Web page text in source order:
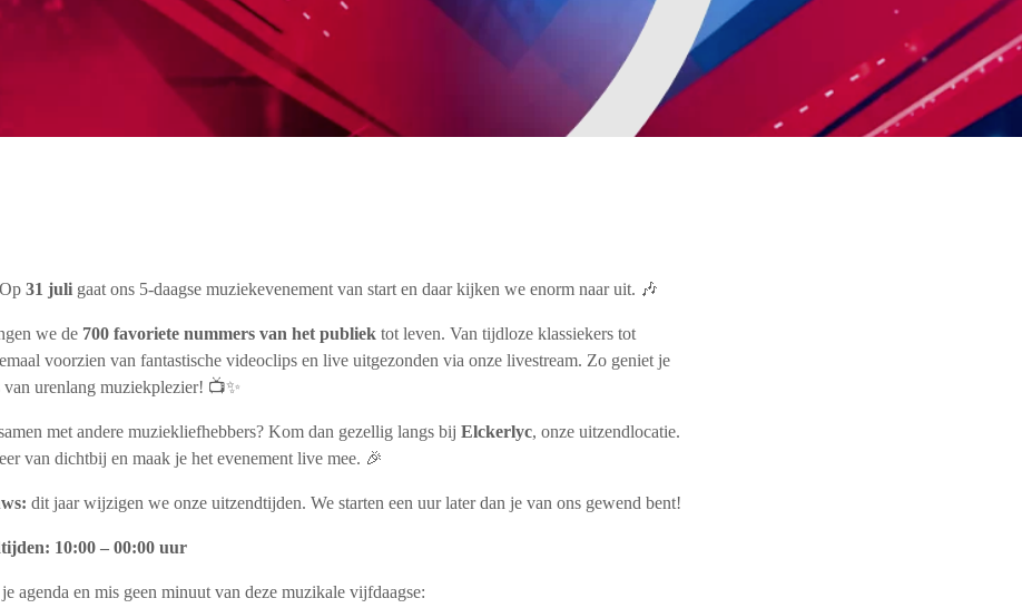
31 juli gaat ons 5-daagse muziekevenement van start en daar kijken we enorm naar uit. 🎶
we de 700 favoriete nummers van het publiek tot leven. Van tijdloze klassiekers tot
voorzien van fantastische videoclips en live uitgezonden via onze livestream. Zo geniet je
urenlang muziekplezier! 📺✨
met andere muziekliefhebbers? Kom dan gezellig langs bij Elckerlyc, onze uitzendlocatie.
van dichtbij en maak je het evenement live mee. 🎉
dit jaar wijzigen we onze uitzendtijden. We starten een uur later dan je van ons gewend bent!
10:00 – 00:00 uur
agenda en mis geen minuut van deze muzikale vijfdaagse: